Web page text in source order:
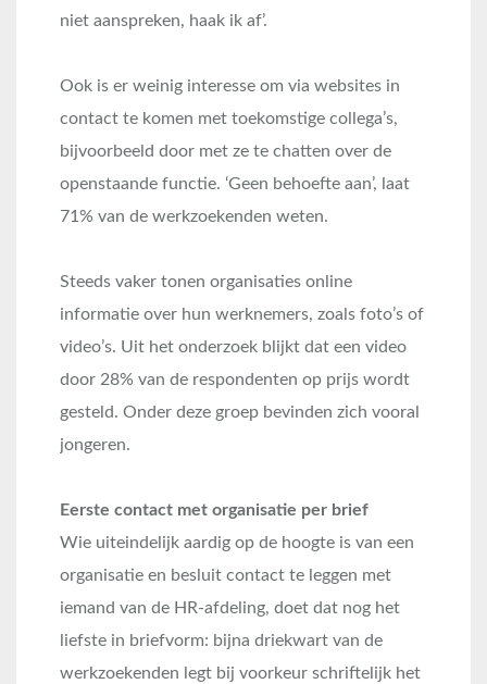
niet aanspreken, haak ik af’.
Ook is er weinig interesse om via websites in
contact te komen met toekomstige collega’s,
bijvoorbeeld door met ze te chatten over de
openstaande functie. ‘Geen behoefte aan’, laat
71% van de werkzoekenden weten.
Steeds vaker tonen organisaties online
informatie over hun werknemers, zoals foto’s of
video’s. Uit het onderzoek blijkt dat een video
door 28% van de respondenten op prijs wordt
gesteld. Onder deze groep bevinden zich vooral
jongeren.
Eerste contact met organisatie per brief
Wie uiteindelijk aardig op de hoogte is van een
organisatie en besluit contact te leggen met
iemand van de HR-afdeling, doet dat nog het
liefste in briefvorm: bijna driekwart van de
werkzoekenden legt bij voorkeur schriftelijk het